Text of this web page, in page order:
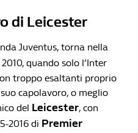
di Leicester
Juventus, torna nella
quando solo l’Inter
troppo esaltanti proprio
capolavoro, o meglio
del Leicester, con
2016 di Premier